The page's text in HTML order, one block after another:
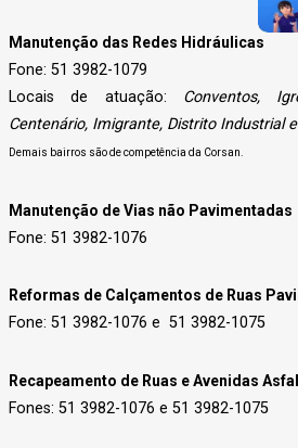
Manutenção das Redes Hidráulicas
Fone: 51 3982-1079
Locais de atuação: Conventos,
Centenário, Imigrante, Distrito Industrial
Demais bairros são de competência da Corsan.
Manutenção de Vias não Pavimentadas
Fone: 51 3982-1076
Reformas de Calçamentos de Ruas
Fone: 51 3982-1076 e 51 3982-1075
Recapeamento de Ruas e Avenidas
Fones: 51 3982-1076 e 51 3982-1075